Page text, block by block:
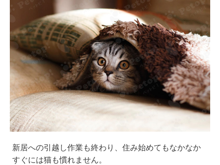
新居への引越し作業も終わり、住み始めてもなかなか
すぐには猫も慣れません。